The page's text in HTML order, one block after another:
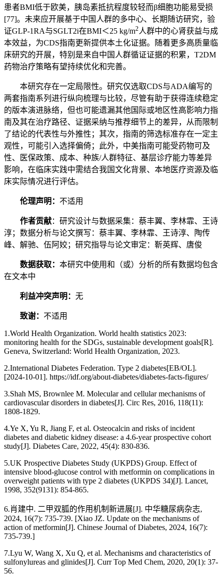
患者BMI低于欧美，胰岛素抵抗程度较轻而β细胞功能易受损
[77]。未来应开展基于中国人群的多中心、长期随访研究，验
证GLP-1RA与SGLT2i在BMI＜25 kg/m2 人群中的心肾获益与成
本效益，为CDS指南更新提供本土化证据。随着更多高质量临
床研究的开展，特别是来自中国人群循证证据的积累，T2DM
药物治疗策略有望持续优化和完善。
本研究存在一定局限性。研究仅选取CDS与ADA编写的
两套指南系列进行纵向梳理与比较，尽管有助于获得连续稳定
的版本演进脉络，但也可能遗漏其他国际或地区性高影响力指
南及其在治疗路径、证据采纳与推荐细节上的差异，从而限制
了结论的代表性与外推性；其次，指南的筛选标准存在一定主
观性，可能引入选择偏倚；此外，中美指南可能受药物可及
性、医保政策、成本、种族/人群特征、基层诊疗能力等差异
影响，在临床实践中需结合我国文化背景、本地医疗资源及临
床实际情况进行评估。
伦理声明： 不适用
作者贡献：研究设计与数据采集：蔡丰翼、李林霏、王诗
淳；数据分析与论文撰写：蔡丰翼、李林霏、王诗淳、陶传
峰、解驰、伍阿姣；研究指导与论文审定：靳英辉、唐俊
数据获取： 本研究中使用和（或）分析的所有数据均包含
在文本中
利益冲突声明： 无
致谢： 不适用
1.World Health Organization. World health statistics 2023:
monitoring health for the SDGs, sustainable development goals[R].
Geneva, Switzerland: World Health Organization, 2023.
2.International Diabetes Federation. Type 2 diabetes[EB/OL].
[2024-10-01]. https://idf.org/about-diabetes/diabetes-facts-figures/
3.Shah MS, Brownlee M. Molecular and cellular mechanisms of
cardiovascular disorders in diabetes[J]. Circ Res, 2016, 118(11):
1808-1829.
4.Ye X, Yu R, Jiang F, et al. Osteocalcin and risks of incident
diabetes and diabetic kidney disease: a 4.6-year prospective cohort
study[J]. Diabetes Care, 2022, 45(4): 830-836.
5.UK Prospective Diabetes Study (UKPDS) Group. Effect of
intensive blood-glucose control with metformin on complications in
overweight patients with type 2 diabetes (UKPDS 34)[J]. Lancet,
1998, 352(9131): 854-865.
6.肖建中. 二甲双胍的作用机制新进展[J]. 中华糖尿病杂志,
2024, 16(7): 735-739. [Xiao JZ. Update on the mechanisms of
action of metformin[J]. Chinese Journal of Diabetes, 2024, 16(7):
735-739.]
7.Lyu W, Wang X, Xu Q, et al. Mechanisms and characteristics of
sulfonylureas and glinides[J]. Curr Top Med Chem, 2020, 20(1): 37-
56.